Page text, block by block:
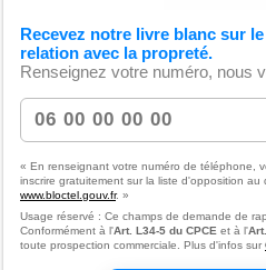
Recevez notre livre blanc sur
relation avec la propreté.
Renseignez votre numéro, nous
« En renseignant votre numéro de téléphone,
inscrire gratuitement sur la liste d'opposition
www.bloctel.gouv.fr. »
Usage réservé : Ce champs de demande de
Conformément à l'Art. L34-5 du CPCE et à l'
toute prospection commerciale. Plus d'infos sur
Nettoyage après
Vulbas : Retour
30/06/
Zoom sur le
Propreté et
Montalieu-